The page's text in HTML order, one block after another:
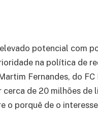
potencial com
na política de
Fernandes, do
cerca de 20 milhões
o porquê de o